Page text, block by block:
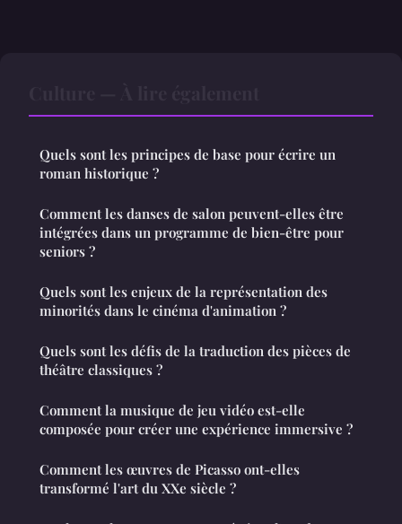
Quels sont les principes de base pour écrire un
roman historique ?
Comment les danses de salon peuvent-elles être
intégrées dans un programme de bien-être pour
seniors ?
Quels sont les enjeux de la représentation des
minorités dans le cinéma d'animation ?
Quels sont les défis de la traduction des pièces de
théâtre classiques ?
Comment la musique de jeu vidéo est-elle
composée pour créer une expérience immersive ?
Comment les œuvres de Picasso ont-elles
transformé l'art du XXe siècle ?